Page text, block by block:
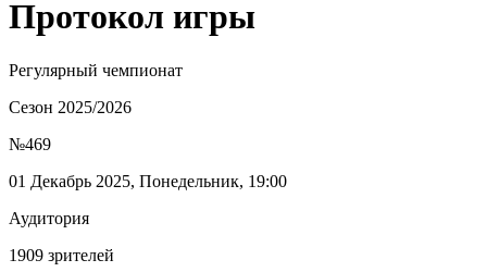
Протокол игры
Регулярный чемпионат
Сезон 2025/2026
№469
01 Декабрь 2025, Понедельник, 19:00
Аудитория
1909 зрителей